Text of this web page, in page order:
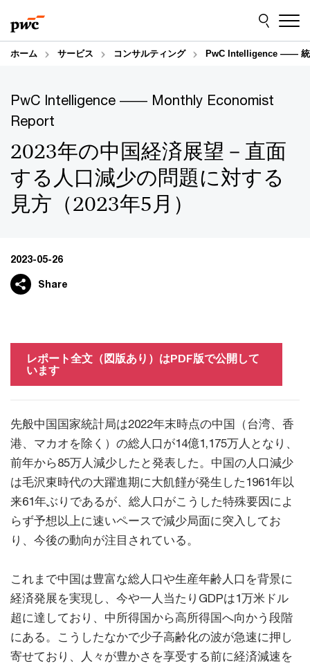
to
content
to
footer
ホーム サービス コンサルティング PwC Intelligence ―― 統
PwC Intelligence ―― Monthly Economist
Report
2023年の中国経済展望－直面
する人口減少の問題に対する
見方（2023年5月）
2023-05-26
Share
レポート全文（図版あり）はPDF版で公開して
います
先般中国国家統計局は2022年末時点の中国（台湾、香
港、マカオを除く）の総人口が14億1,175万人となり、
前年から85万人減少したと発表した。中国の人口減少
は毛沢東時代の大躍進期に大飢饉が発生した1961年以
来61年ぶりであるが、総人口がこうした特殊要因によ
らず予想以上に速いペースで減少局面に突入してお
り、今後の動向が注目されている。
これまで中国は豊富な総人口や生産年齢人口を背景に
経済発展を実現し、今や一人当たりGDPは1万米ドル
超に達しており、中所得国から高所得国へ向かう段階
にある。こうしたなかで少子高齢化の波が急速に押し
寄せており、人々が豊かさを享受する前に経済減速を